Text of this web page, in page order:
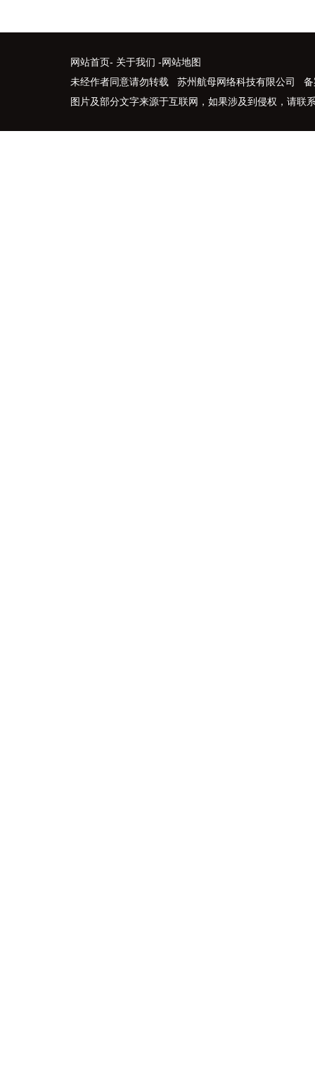
网站首页- 关于我们 -网站地图
未经作者同意请勿转载 苏州航母网络科技有限公司 备
图片及部分文字来源于互联网，如果涉及到侵权，请联